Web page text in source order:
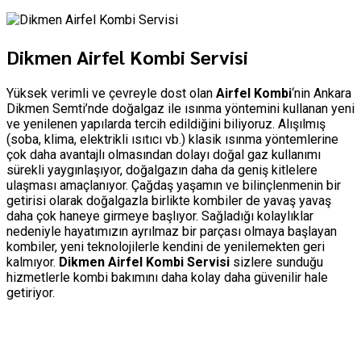
Dikmen Airfel Kombi Servisi
Yüksek verimli ve çevreyle dost olan Airfel Kombi‘nin Ankara
Dikmen Semti’nde doğalgaz ile ısınma yöntemini kullanan yeni
ve yenilenen yapılarda tercih edildiğini biliyoruz. Alışılmış
(soba, klima, elektrikli ısıtıcı vb.) klasik ısınma yöntemlerine
çok daha avantajlı olmasından dolayı doğal gaz kullanımı
sürekli yaygınlaşıyor, doğalgazın daha da geniş kitlelere
ulaşması amaçlanıyor. Çağdaş yaşamın ve bilinçlenmenin bir
getirisi olarak doğalgazla birlikte kombiler de yavaş yavaş
daha çok haneye girmeye başlıyor. Sağladığı kolaylıklar
nedeniyle hayatımızın ayrılmaz bir parçası olmaya başlayan
kombiler, yeni teknolojilerle kendini de yenilemekten geri
kalmıyor. Dikmen Airfel Kombi Servisi sizlere sunduğu
hizmetlerle kombi bakımını daha kolay daha güvenilir hale
getiriyor.